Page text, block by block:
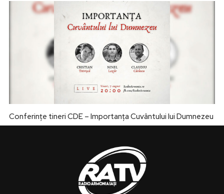
Conferințe tineri CDE – Importanța Cuvântului lui Dumnezeu